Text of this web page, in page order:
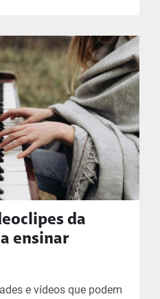
da
ensinar
e vídeos que podem